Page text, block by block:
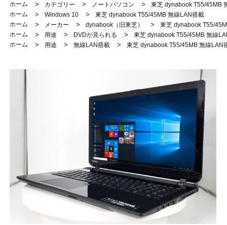
ホーム > カテゴリー > ノートパソコン >
東芝 dynabook T55/45MB
ホーム
> Windows 10 >
東芝 dynabook T55/45MB 無線LAN搭載
ホーム
> メーカー > dynabook（旧東芝） >
東芝 dynabook T55/
ホーム
> 用途 > DVDが見られる >
東芝 dynabook T55/45MB 無線
ホーム
> 用途 > 無線LAN搭載 > 東芝 dynabook T55/45MB 無線LAN